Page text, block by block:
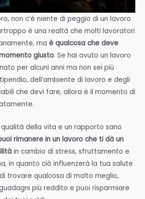
non c’è niente di peggio di un lavoro
è una realtà che molti lavoratori
ma è qualcosa che deve
giusto. Se hai avuto un lavoro
per alcuni anni ma non sei più
dell’ambiente di lavoro e degli
che devi fare, allora è il momento di
della vita e un rapporto sano
rimanere in un lavoro che ti dà un
in cambio di stress, sfruttamento e
in quanto ciò influenzerà la tua salute
trovare qualcosa di molto meglio,
più reddito e puoi risparmiare